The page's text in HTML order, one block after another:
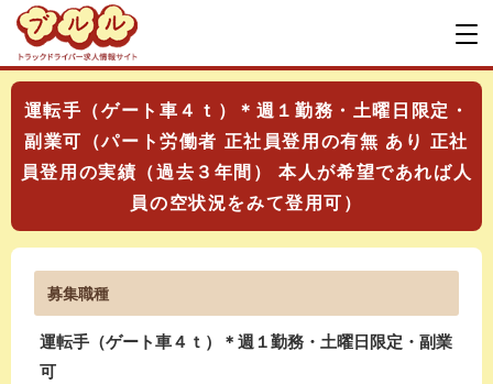
運転手（ゲート車４ｔ）＊週１勤務・土曜日限定・
副業可（パート労働者 正社員登用の有無 あり 正社
員登用の実績（過去３年間） 本人が希望であれば人
員の空状況をみて登用可）
募集職種
運転手（ゲート車４ｔ）＊週１勤務・土曜日限定・副業
可